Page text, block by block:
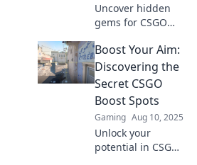
Uncover hidden
gems for CSGO
your game with
secret strategies
and become a pro
in no time.
Discover your
advantage today!
Boost Your Aim:
Discovering the
Secret CSGO
Boost Spots
Gaming Aug 10, 2025
Unlock your
potential in CSGO!